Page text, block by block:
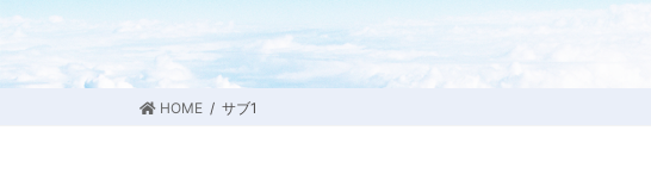
HOME サブ1